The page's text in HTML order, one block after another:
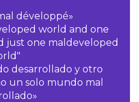
développé»
world and one
just one maldeveloped
desarrollado y otro
un solo mundo mal